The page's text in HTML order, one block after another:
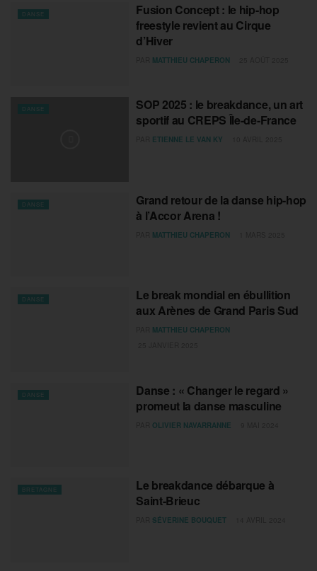
DANSE
Fusion Concept : le hip-hop
freestyle revient au Cirque
d’Hiver
MATTHIEU CHAPERON
DANSE
SOP 2025 : le breakdance, un art
sportif au CREPS Île-de-France
ETIENNE LE VAN KY
DANSE
Grand retour de la danse hip-hop
à l’Accor Arena !
MATTHIEU CHAPERON
DANSE
Le break mondial en ébullition
aux Arènes de Grand Paris Sud
MATTHIEU CHAPERON
DANSE
Danse : « Changer le regard »
promeut la danse masculine
OLIVIER NAVARRANNE
BRETAGNE
Le breakdance débarque à
Saint-Brieuc
SÉVERINE BOUQUET